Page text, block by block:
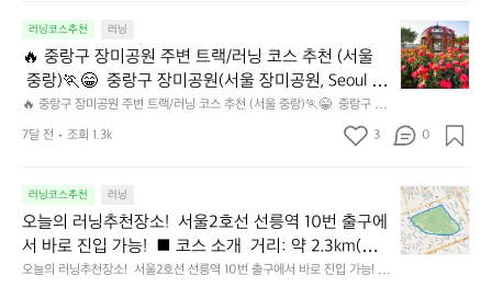
답
은
아
스
러
스
테
이
션
거
리
&
도:
8
k
m
적합 3️⃣ 혼잡도 낮음 서울 대비 여유로운 사용 환경 초
보 러너도 부담 없이 이용 가능  ⏱️ 추천 러닝 활용법
입문자: 3~5km 조깅 (7~12랩) 훈련 목적: 400m × 6
~10 인터벌 1km 페이스런 × 3~5 야간 런: 조명 점등
시 안정적 러닝 가능  🚗 주차 & 접근성 주차: 운동장
동 가능 도보 접근은 다소 거리 있음 차량 접근성: 파주
시내 이동 편리 ⚠️ 이용 시 유의사항 축구 경기·행사 시
트랙 이용 제한 가능 스파이크 착용 제한 (러닝화 착용
권장) 단체 사용 시 시간대 겹침 주의
소 거리 있음 차량 접근성: 파주 시내 이동 편리 ⚠️ 이용 시 유의사항 축구 경
기·행사 시 트랙 이용 제한 가능 스파이크 착용 제한 (러닝화 착용 권장) 단
체 사용 시 시간대 겹침 주의
주
에
서
가
대
표
인
트
랙
러
거리: 약 7~8km (출발 지점에 따라 차이) 고도: 완만
하지만 지속적인 업힐·다운힐 노면: 아스팔트 + 일부
보행로 난이도: ★★★☆☆ (체력·심폐 훈련에 좋음)
🏃 왜 남산 런인가? 1️⃣ 도심 접근성 최고 명동, 회현,
충무로, 이태원 어디서든 진입 가능 → 퇴근 후 런에 최
= 심폐·하체 강화 순환 코스 = 페이스 유지 훈련에 적
합 🌅 추천 러닝 타임 아침 런 (06:00~08:00) → 공
기 맑고 관광객 적음 야간 런 (20:00 이후) → 서울 야
경 + 시티 감성 극대화 ⚠️ 라이트·반사 디테일 착용 필
만하지만 지속적인 업힐·다운힐 노면: 아스팔트 + 일부 보행로 난이도: ★★
★☆☆ (체력·심폐 훈련에 좋음)  🏃 왜 남산 런인가? 1️⃣ 도심 접근성 최고
명동, 회현, 충무로, 이태원 어디서든 진입 가능 → 퇴근 후 런에 최적 2️⃣ 자
연과 도시의 균형 숲길, 바람, 전망 + 서울 스카이라인 동시에 경험  3️⃣ 러닝
훈련 효과 일정한 업힐 = 심폐·하체 강화 순환 코스 = 페이스 유지 훈련에 적
합 🌅 추천 러닝 타임 아침 런 (06:00~08:00) → 공기 맑고 관광객 적음
야간 런 (20:00 이후) → 서울 야경 + 시티 감성 극대화 ⚠️ 라이트·반사 디
테일 착용 필수  🎒 남산 런 추천 스타일 기록 훈련 런: 일정 페이스로 1랩 시
후 합류 콘텐츠 런: 남산타워 배경 촬영 포인트 다수  ⚠️ 유의사항 주말·낮
시간대 관광객 많음 자전거와 동선 겹치는 구간 주의 겨울철: 노면 결빙 구
간 체크 필수
한
가
운
서
즐
는
가
장
클
러닝코스추천 러닝
🔥 중랑구 장미공원 주변 트랙/러닝 코스 추천 (서울
중랑)🏃😁  중랑구 장미공원(서울 장미공원, Seoul Ro
se Park) 일대는 중랑천 하천 산책로 + 장미 꽃길 루프
가 잘 조성된 곳이라 러닝 코스로 아주 좋아요. 공원 단
독 트랙은 짧지만 주변 하천/산책길을 연결하면 다양
장미공원 입구 → 묵동천 장미공원 → 중랑천 산책로 →
장미길 → 장미공원 입구 루프  대부분 평탄하고, 하천
따라 이어지는 존이라 페이스 유지하기 편해요. 이용
팁: -봄/초여름엔 장미꽃 풍경이 러닝 동기 부여가 됩
🔥 중랑구 장미공원 주변 트랙/러닝 코스 추천 (서울 중랑)🏃😁  중랑구 장
미공원(서울 장미공원, Seoul Rose Park) 일대는 중랑천 하천 산책로 + 장
미 꽃길 루프가 잘 조성된 곳이라 러닝 코스로 아주 좋아요. 공원 단독 트랙
책로 → 장미길 → 장미공원 입구 루프  대부분 평탄하고, 하천 따라 이어지는
존이라 페이스 유지하기 편해요. 이용 팁: -봄/초여름엔 장미꽃 풍경이 러닝
동기 부여가 됩니다. -구간마다 거리 조절이 쉬워 3km~10km까지 다양하
게 설정 가능.  🛣 2. 중랑천 확장 러닝 코스 (거리 늘리고 싶을 때) 📍 중랑
천 하천 산책로를 따라 뛰면 거리 확장과 풍경 변화가 좋아요. 예시 코스) -
장미공원 → 중랑역 방향 왕복: 약 5km -장미공원 → 상봉교 방향 왕복: 약 7
🔥
중
랑
구
미
주
변
트
랙/
7달 전 조회 1.3k 3 0
러닝코스추천 러닝
오늘의 러닝추천장소!  서울2호선 선릉역 10번 출구에
서 바로 진입 가능!  ■ 코스 소개  거리: 약 2.3km(외
곽 1바퀴)  난이도: 초보–중급 특징: 흙길 + 데크길이
오늘의 러닝추천장소!  서울2호선 선릉역 10번 출구에서 바로 진입 가능!
오
늘
의
러